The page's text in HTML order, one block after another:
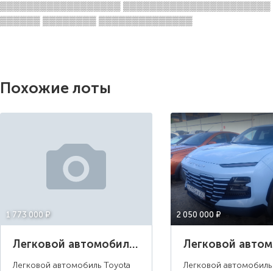
▒▒▒▒▒▒▒▒▒▒▒▒▒▒▒▒▒▒ ▒▒▒▒▒▒▒▒▒▒▒▒▒▒▒▒▒▒▒▒▒▒
▒▒▒▒▒▒ ▒▒▒▒▒▒▒▒ ▒▒▒▒▒▒▒▒▒▒▒▒▒▒
Похожие лоты
1 773 000 ¤
Легковой автомобиль Toyota Camry, год выпуска 2015
Легковой автомобиль Toyota
2 050 000 ¤
Легковой